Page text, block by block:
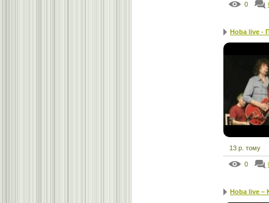
0
Hoba live -
13 р. тому
0
Hoba live –